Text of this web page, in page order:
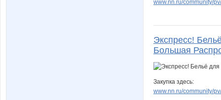
www.nn.ru/community/
Экспресс!
Большая
Закупка здесь:
www.nn.ru/community/